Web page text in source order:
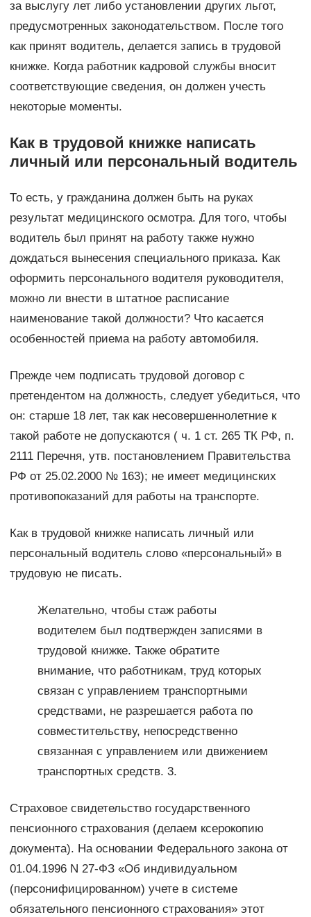
за выслугу лет либо установлении других льгот,
предусмотренных законодательством. После того
как принят водитель, делается запись в трудовой
книжке. Когда работник кадровой службы вносит
соответствующие сведения, он должен учесть
некоторые моменты.
Как в трудовой книжке написать
личный или персональный водитель
То есть, у гражданина должен быть на руках
результат медицинского осмотра. Для того, чтобы
водитель был принят на работу также нужно
дождаться вынесения специального приказа. Как
оформить персонального водителя руководителя,
можно ли внести в штатное расписание
наименование такой должности? Что касается
особенностей приема на работу автомобиля.
Прежде чем подписать трудовой договор с
претендентом на должность, следует убедиться, что
он: старше 18 лет, так как несовершеннолетние к
такой работе не допускаются ( ч. 1 ст. 265 ТК РФ, п.
2111 Перечня, утв. постановлением Правительства
РФ от 25.02.2000 № 163); не имеет медицинских
противопоказаний для работы на транспорте.
Как в трудовой книжке написать личный или
персональный водитель слово «персональный» в
трудовую не писать.
Желательно, чтобы стаж работы
водителем был подтвержден записями в
трудовой книжке. Также обратите
внимание, что работникам, труд которых
связан с управлением транспортными
средствами, не разрешается работа по
совместительству, непосредственно
связанная с управлением или движением
транспортных средств. 3.
Страховое свидетельство государственного
пенсионного страхования (делаем ксерокопию
документа). На основании Федерального закона от
01.04.1996 N 27-ФЗ «Об индивидуальном
(персонифицированном) учете в системе
обязательного пенсионного страхования» этот